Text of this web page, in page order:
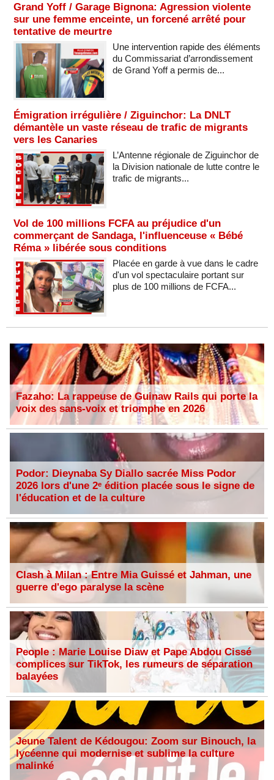
Grand Yoff / Garage Bignona: Agression violente
sur une femme enceinte, un forcené arrêté pour
tentative de meurtre
Une intervention rapide des éléments
du Commissariat d’arrondissement
de Grand Yoff a permis de...
Émigration irrégulière / Ziguinchor: La DNLT
démantèle un vaste réseau de trafic de migrants
vers les Canaries
L’Antenne régionale de Ziguinchor de
la Division nationale de lutte contre le
trafic de migrants...
Vol de 100 millions FCFA au préjudice d'un
commerçant de Sandaga, l'influenceuse « Bébé
Réma » libérée sous conditions
Placée en garde à vue dans le cadre
d'un vol spectaculaire portant sur
plus de 100 millions de FCFA...
Fazaho: La rappeuse de Guinaw Rails qui porte la
voix des sans-voix et triomphe en 2026
Podor: Dieynaba Sy Diallo sacrée Miss Podor
2026 lors d'une 2ᵉ édition placée sous le signe de
l'éducation et de la culture
Clash à Milan : Entre Mia Guissé et Jahman, une
guerre d'ego paralyse la scène
People : Marie Louise Diaw et Pape Abdou Cissé
complices sur TikTok, les rumeurs de séparation
balayées
Jeune Talent de Kédougou: Zoom sur Binouch, la
lycéenne qui modernise et sublime la culture
malinké